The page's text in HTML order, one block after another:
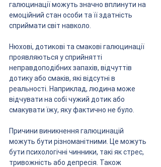
галюцинації можуть значно вплинути на
емоційний стан особи та її здатність
сприймати світ навколо.
Нюхові, дотикові та смакові галюцинації
проявляються у сприйнятті
неправдоподібних запахів, відчуттів
дотику або смаків, які відсутні в
реальності. Наприклад, людина може
відчувати на собі чужий дотик або
смакувати їжу, яку фактично не було.
Причини виникнення галюцинацій
можуть бути різноманітними. Це можуть
бути психологічні чинники, такі як стрес,
тривожність або депресія. Також